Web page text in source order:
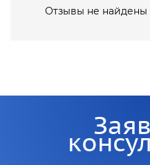
Отзывы не найдены